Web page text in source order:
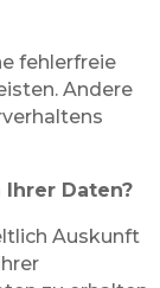
fehlerfreie
Andere
Daten?
Auskunft